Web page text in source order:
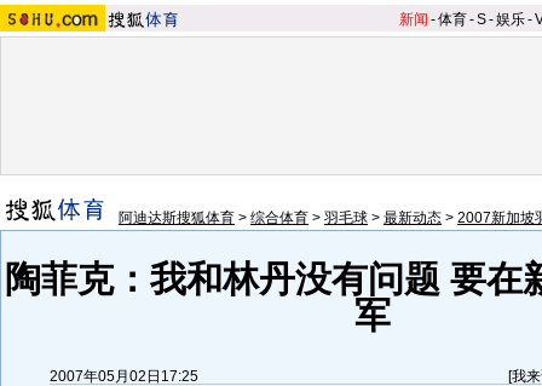
新闻 -体育-S-娱乐-
阿迪达斯搜狐体育 > 综合体育 > 羽毛球 > 最新动态 > 2007新加坡
陶菲克：我和林丹没有问题 要在
军
2007年05月02日17:25 [我